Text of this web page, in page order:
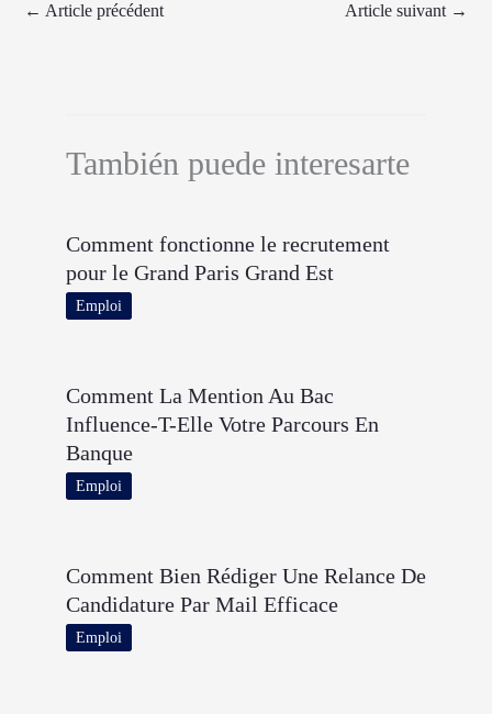
← Article précédent Article suivant →
También puede interesarte
Comment fonctionne le recrutement
pour le Grand Paris Grand Est
Emploi
Comment La Mention Au Bac
Influence-T-Elle Votre Parcours En
Banque
Emploi
Comment Bien Rédiger Une Relance De
Candidature Par Mail Efficace
Emploi